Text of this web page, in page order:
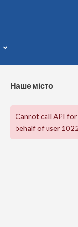
Наше місто
Cannot call API
behalf of user